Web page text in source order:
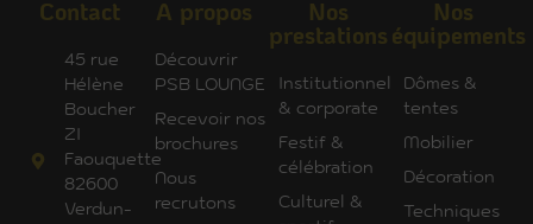
Contact
45 rue
Hélène
Boucher
ZI
Faouquette
82600
Verdun-
A propos
Découvrir
PSB LOUNGE
Recevoir nos
brochures
Nous
recrutons
Nos
prestations
Institutionnel
& corporate
Festif &
célébration
Culturel &
Nos
équipements
Dômes &
tentes
Mobilier
Décoration
Techniques